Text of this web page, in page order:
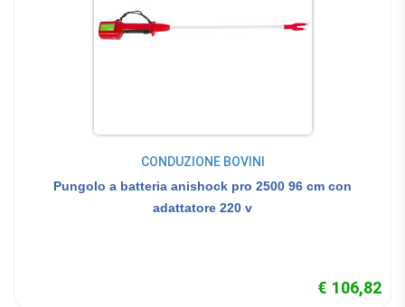
CONDUZIONE BOVINI
Pungolo a batteria anishock pro 2500 96 cm con
adattatore 220 v
€ 106,82